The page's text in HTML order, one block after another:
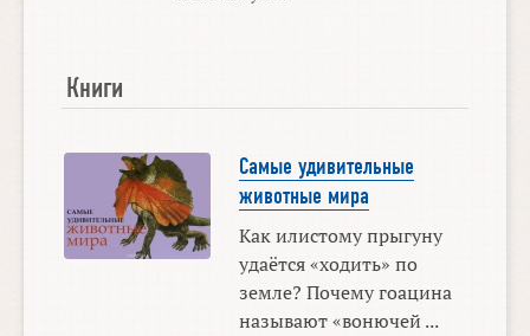
Книги
Самые удивительные
животные мира
Как илистому прыгуну
удаётся «ходить» по
земле? Почему гоацина
называют «вонючей ...